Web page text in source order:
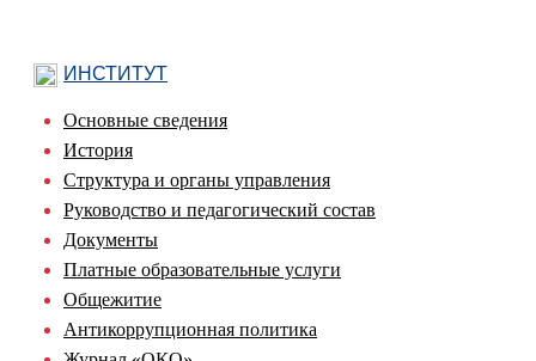
ИНСТИТУТ
Основные сведения
История
Структура и органы управления
Руководство и педагогический состав
Документы
Платные образовательные услуги
Общежитие
Антикоррупционная политика